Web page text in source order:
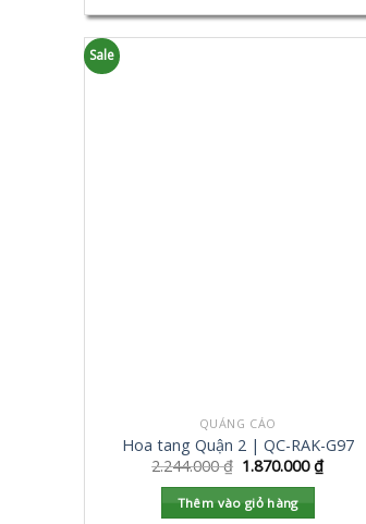
Sale
QUẢNG CÁO
Hoa tang Quận 2 | QC-RAK-G97
2.244.000₫ 1.870.000₫
Thêm vào giỏ hàng